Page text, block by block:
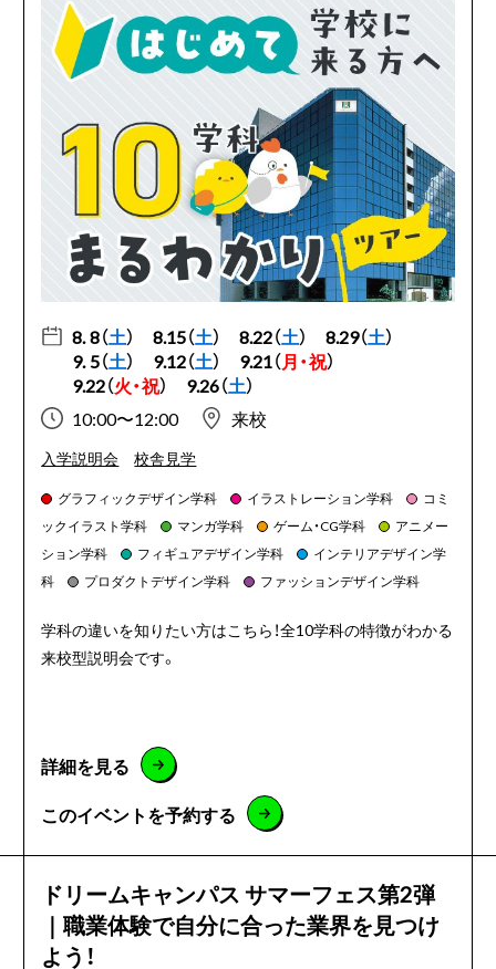
8. 8（土） 8.15（土） 8.22（土） 8.29（土）
9. 5（土） 9.12（土） 9.21（月・祝）
9.22（火・祝） 9.26（土）
10:00〜12:00
来校
入学説明会 校舎見学
グラフィックデザイン学科 イラストレーション学科
コミ
ックイラスト学科
マンガ学科 ゲーム・CG学科
アニメー
ション学科
フィギュアデザイン学科
インテリアデザイン学
科
プロダクトデザイン学科 ファッションデザイン学科
学科の違いを知りたい方はこちら！全10学科の特徴がわかる
来校型説明会です。
詳細を見る
このイベントを予約する
ドリームキャンパス サマーフェス第2弾
｜職業体験で自分に合った業界を見つけ
よう！